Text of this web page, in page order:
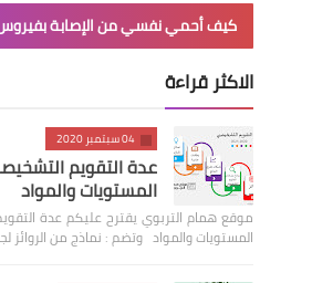
كيف أحمي نفسي من الإصابة بفيروس
الاكثر قراءة
04 سبتمبر 2020
عدة التقويم
المستويات والمواد
موقع همام التربوي يقترح عليكم عدة
المستويات والمواد وتضم : نماذج من الروائز